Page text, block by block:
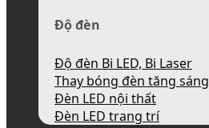
Độ đèn
Độ đèn Bi LED, Bi Laser
Thay bóng đèn tăng sáng
Đèn LED nội thất
Đèn LED trang trí